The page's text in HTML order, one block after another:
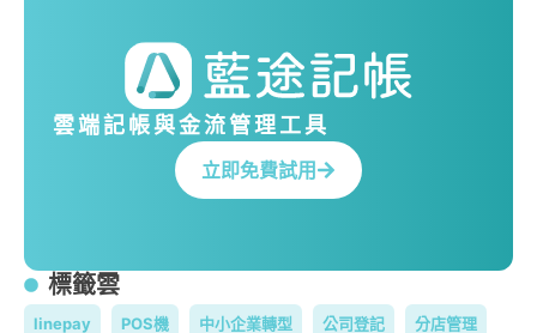
雲端記帳與金流管理工具
立即免費試用
標籤雲
linepay POS機 中小企業轉型 公司登記 分店管理